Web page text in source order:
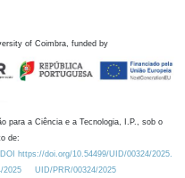
of Coimbra, funded by
para a Ciência e a Tecnologia, I.P., sob o
de:
https://doi.org/10.54499/UID/00324/2025.
2025
UID/PRR/00324/2025